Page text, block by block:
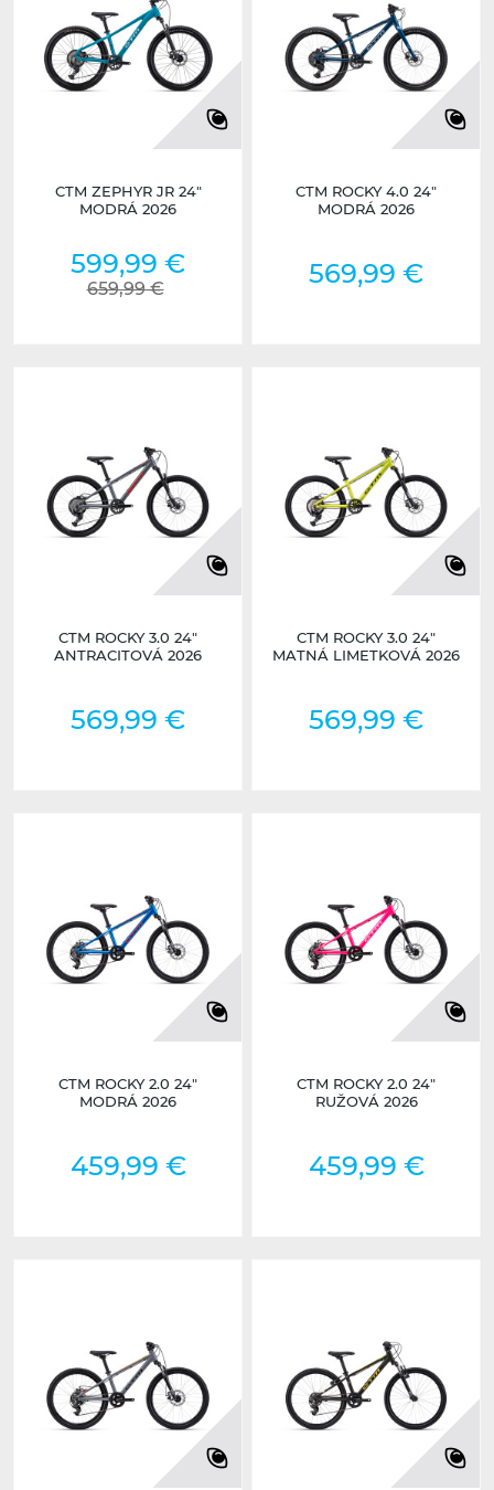
CTM ZEPHYR JR 24"
MODRÁ 2026
599,99 €
659,99 €
CTM ROCKY 4.0 24"
MODRÁ 2026
569,99 €
CTM ROCKY 3.0 24"
ANTRACITOVÁ 2026
569,99 €
CTM ROCKY 3.0 24"
MATNÁ LIMETKOVÁ 2026
569,99 €
CTM ROCKY 2.0 24"
MODRÁ 2026
459,99 €
CTM ROCKY 2.0 24"
RUŽOVÁ 2026
459,99 €